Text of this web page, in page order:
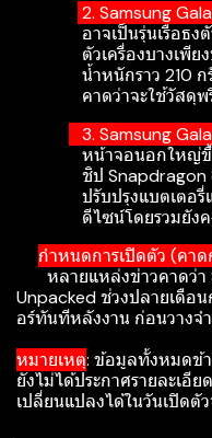
2. Samsung
อาจเป็นรุ่นเรือธงตัว
ตัวเครื่องบางเพียงปร
น้ำหนักราว 210 ก
คาดว่าจะใช้วัสดุพรีเมี
3. Samsung
หน้าจอนอกใหญ่ขึ้
ชิป Snapdragon 8
ปรับปรุงแบตเตอรี่แล
ดีไซน์โดยรวมยังคงเ
กำหนดการเปิดตัว (คา
หลายแหล่งข่าวคาดว่า
Unpacked ช่วงปลายเดือ
อร์ทันทีหลังงาน ก่อนวางจ
หมายเหตุ: ข้อมูลทั้งหมดข้า
ยังไม่ได้ประกาศรายละเอี
เปลี่ยนแปลงได้ในวันเปิดตัว